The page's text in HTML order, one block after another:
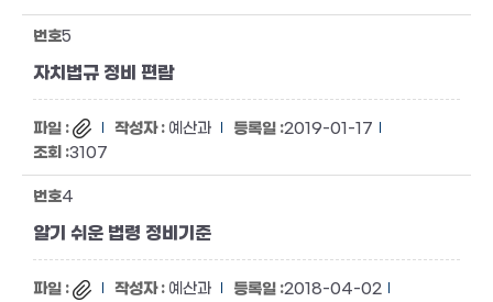
5
자치법규 정비 편람
예산과
2019-01-17
3107
4
알기 쉬운 법령 정비기준
예산과
2018-04-02